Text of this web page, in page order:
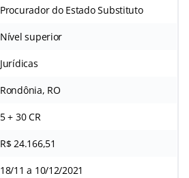
Procurador do Estado Substituto
Nível superior
Jurídicas
Rondônia, RO
5 + 30 CR
R$ 24.166,51
18/11 a 10/12/2021